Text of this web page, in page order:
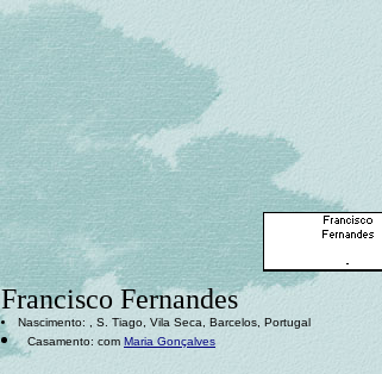
Francisco Fernandes
Nascimento: , S. Tiago, Vila Seca, Barcelos, Portugal
Casamento: com Maria Gonçalves